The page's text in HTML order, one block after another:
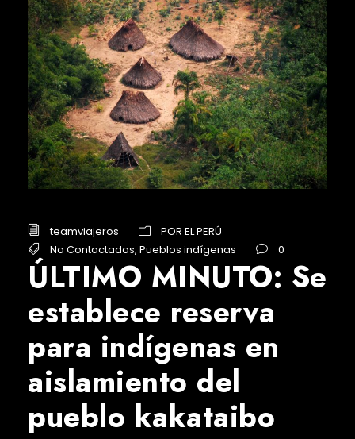
teamviajeros
POR EL PERÚ
No Contactados, Pueblos indígenas 0
ÚLTIMO MINUTO: Se
establece reserva
para indígenas en
aislamiento del
pueblo kakataibo